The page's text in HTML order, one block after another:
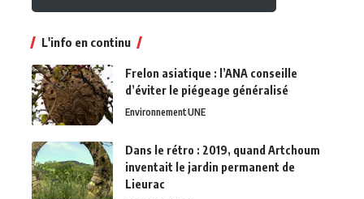
L'info en continu
Frelon asiatique : l’ANA conseille
d’éviter le piégeage généralisé
EnvironnementUNE
Dans le rétro : 2019, quand Artchoum
inventait le jardin permanent de
Lieurac